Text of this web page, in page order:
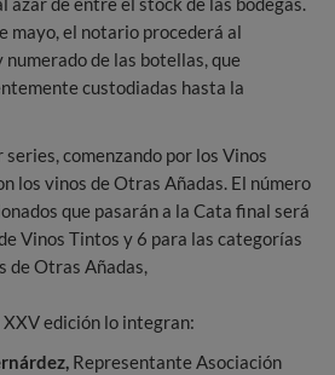
mayo, el notario procederá al
de las botellas, que
custodiadas hasta la
comenzando por los Vinos
los vinos de Otras Añadas. El número
que pasarán a la Cata final será
Vinos Tintos y 6 para las categorías
de Otras Añadas,
XXV edición lo integran:
Representante Asociación